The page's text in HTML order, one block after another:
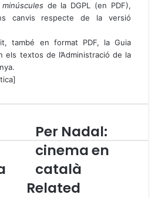
de la DGPL (en PDF),
canvis respecte de la versió
també en format PDF, la Guia
els textos de l’Administració de la
.
P
e
r
N
d
Per Nadal:
cinema en
català
Related